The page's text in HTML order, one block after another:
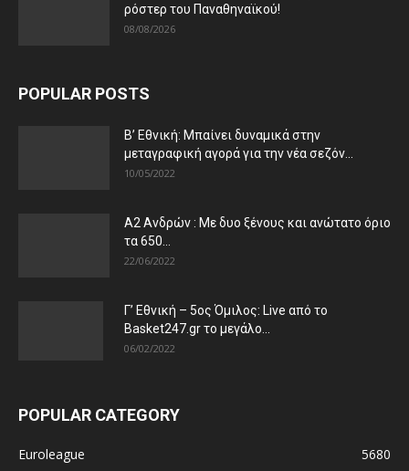
ρόστερ του Παναθηναϊκού!
08/08/2026
POPULAR POSTS
Β’ Εθνική: Μπαίνει δυναμικά στην
μεταγραφική αγορά για την νέα σεζόν...
10/05/2022
Α2 Ανδρών : Με δυο ξένους και ανώτατο όριο
τα 650...
22/06/2022
Γ’ Εθνική – 5ος Όμιλος: Live από το
Basket247.gr το μεγάλο...
06/02/2022
POPULAR CATEGORY
Euroleague
5680